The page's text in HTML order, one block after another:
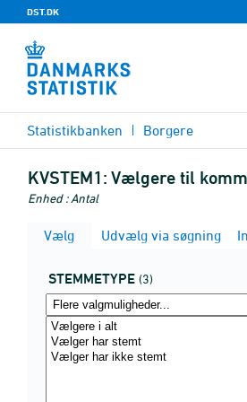
DST.DK
Statistikbanken Borgere
KVSTEM1: Vælgere til
Enhed : Antal
Vælg Udvælg via søgning
STEMMETYPE (3)